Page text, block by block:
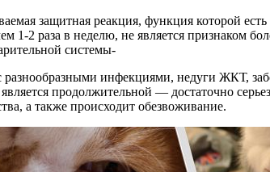
защитная реакция, функция которой
1-2 раза в неделю, не является признаком
системы-
разнообразными инфекциями, недуги ЖКТ,
продолжительной — достаточно
а также происходит обезвоживание.